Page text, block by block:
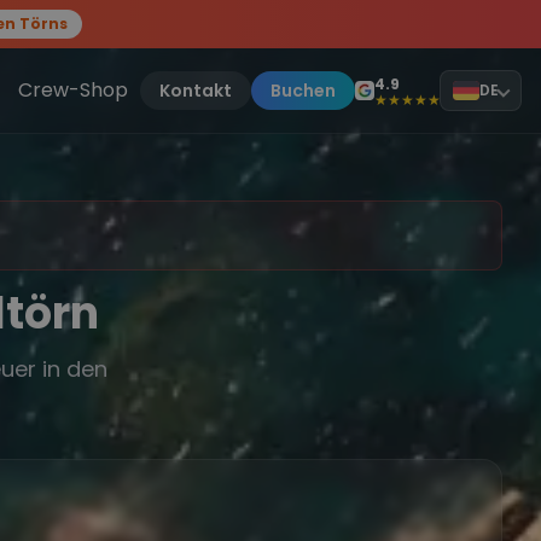
Törns
sei dabei.
Crew-Shop Kontakt Buchen 4.9
★★★★★ DE
in den